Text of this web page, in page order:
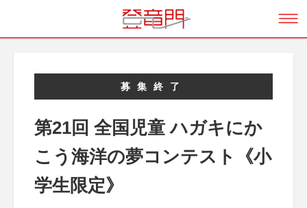
募集終了
第21回 全国児童 ハガキにか
こう海洋の夢コンテスト《小
学生限定》